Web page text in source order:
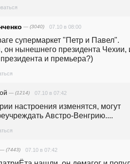
— (3040) 07.10 в 08:00
супермаркет "Петр и Павел".
он нынешнего президента Чехии,
и премьера?)
— (1214) 07.10 в 07:42
настроения изменятся, могут
Австро-Венгрию....
— (7443) 07.10 в 07:42